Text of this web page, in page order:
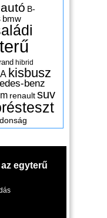
autó B-
bmw
hibrid
kisbusz
benz
renaultsuv
egyterű